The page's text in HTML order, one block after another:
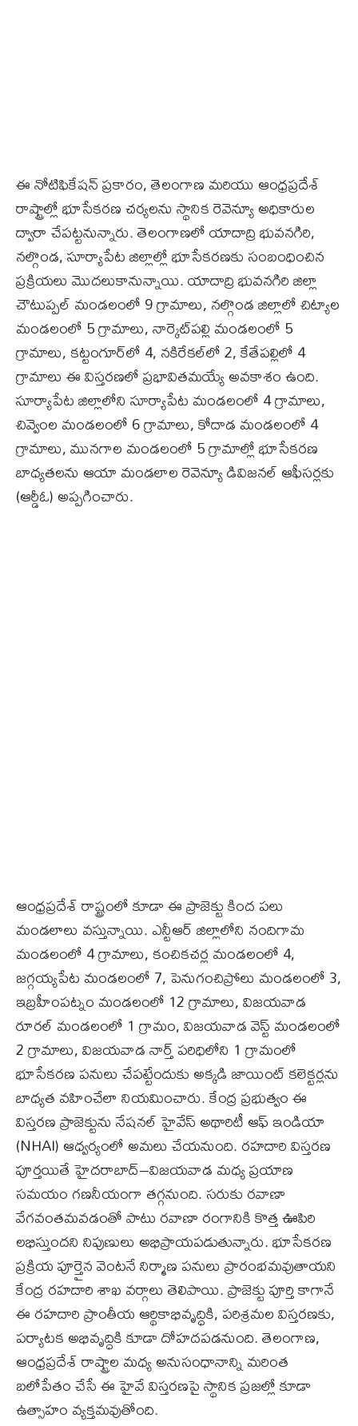
ఈ నోటిఫికేషన్‌ ప్రకారం, తెలంగాణ మరియు ఆంధ్రప్రదేశ్‌
రాష్ట్రాల్లో భూసేకరణ చర్యలను స్థానిక రెవెన్యూ అధికారుల
ద్వారా చేపట్టనున్నారు. తెలంగాణలో యాదాద్రి భువనగిరి,
నల్గొండ, సూర్యాపేట జిల్లాల్లో భూసేకరణకు సంబంధించిన
ప్రక్రియలు మొదలుకానున్నాయి. యాదాద్రి భువనగిరి జిల్లా
చౌటుప్పల్‌ మండలంలో 9 గ్రామాలు, నల్గొండ జిల్లాలో చిట్యాల
మండలంలో 5 గ్రామాలు, నార్కెట్‌పల్లి మండలంలో 5
గ్రామాలు, కట్టంగూర్‌లో 4, నకిరేకల్‌లో 2, కేతేపల్లిలో 4
గ్రామాలు ఈ విస్తరణలో ప్రభావితమయ్యే అవకాశం ఉంది.
సూర్యాపేట జిల్లాలోని సూర్యాపేట మండలంలో 4 గ్రామాలు,
చివ్వెంల మండలంలో 6 గ్రామాలు, కోదాడ మండలంలో 4
గ్రామాలు, మునగాల మండలంలో 5 గ్రామాల్లో భూసేకరణ
బాధ్యతలను ఆయా మండలాల రెవెన్యూ డివిజనల్‌ ఆఫీసర్లకు
(ఆర్డీఓ) అప్పగించారు.
ఆంధ్రప్రదేశ్‌ రాష్ట్రంలో కూడా ఈ ప్రాజెక్టు కింద పలు
మండలాలు వస్తున్నాయి. ఎన్టీఆర్‌ జిల్లాలోని నందిగామ
మండలంలో 4 గ్రామాలు, కంచికచర్ల మండలంలో 4,
జగ్గయ్యపేట మండలంలో 7, పెనుగంచిప్రోలు మండలంలో 3,
ఇబ్రహీంపట్నం మండలంలో 12 గ్రామాలు, విజయవాడ
రూరల్‌ మండలంలో 1 గ్రామం, విజయవాడ వెస్ట్‌ మండలంలో
2 గ్రామాలు, విజయవాడ నార్త్‌ పరిధిలోని 1 గ్రామంలో
భూసేకరణ పనులు చేపట్టేందుకు అక్కడి జాయింట్‌ కలెక్టర్లను
బాధ్యత వహించేలా నియమించారు. కేంద్ర ప్రభుత్వం ఈ
విస్తరణ ప్రాజెక్టును నేషనల్‌ హైవేస్‌ అథారిటీ ఆఫ్‌ ఇండియా
(NHAI) ఆధ్వర్యంలో అమలు చేయనుంది. రహదారి విస్తరణ
పూర్తయితే హైదరాబాద్‌–విజయవాడ మధ్య ప్రయాణ
సమయం గణనీయంగా తగ్గనుంది. సరుకు రవాణా
వేగవంతమవడంతో పాటు రవాణా రంగానికి కొత్త ఊపిరి
లభిస్తుందని నిపుణులు అభిప్రాయపడుతున్నారు. భూసేకరణ
ప్రక్రియ పూర్తైన వెంటనే నిర్మాణ పనులు ప్రారంభమవుతాయని
కేంద్ర రహదారి శాఖ వర్గాలు తెలిపాయి. ప్రాజెక్టు పూర్తి కాగానే
ఈ రహదారి ప్రాంతీయ ఆర్థికాభివృద్ధికి, పరిశ్రమల విస్తరణకు,
పర్యాటక అభివృద్ధికి కూడా దోహదపడనుంది. తెలంగాణ,
ఆంధ్రప్రదేశ్‌ రాష్ట్రాల మధ్య అనుసంధానాన్ని మరింత
బలోపేతం చేసే ఈ హైవే విస్తరణపై స్థానిక ప్రజల్లో కూడా
ఉత్సాహం వ్యక్తమవుతోంది.